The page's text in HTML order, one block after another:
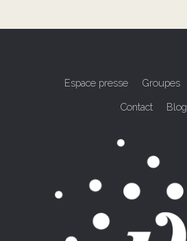
Espace presse Groupes
Contact Blog